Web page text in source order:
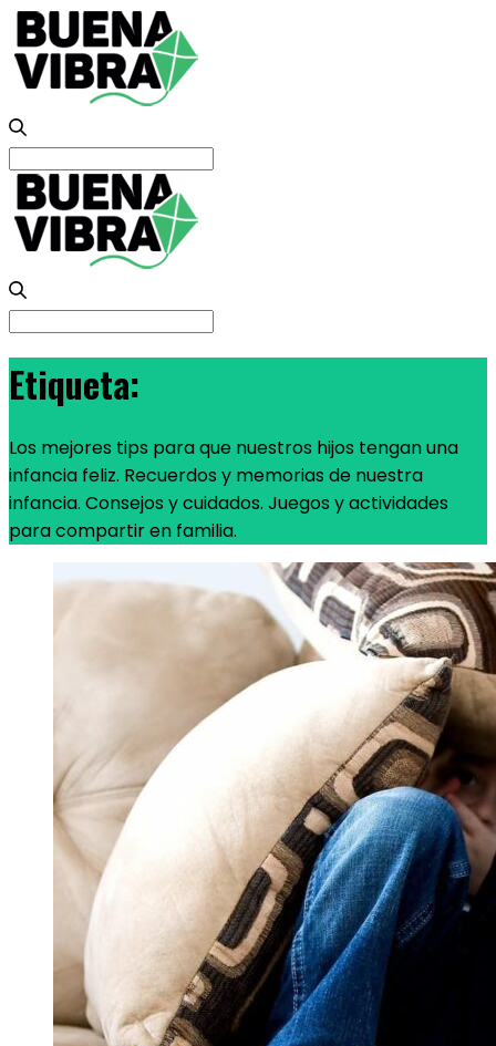
Search
for:
Search
Etiqueta:
Los mejores tips para que nuestros hijos tengan una
infancia feliz. Recuerdos y memorias de nuestra
infancia. Consejos y cuidados. Juegos y actividades
para compartir en familia.